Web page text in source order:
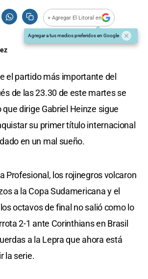
+ Agregar El Litoral en
Agregar a tus medios preferidos en Google
el partido más importante del
de las 23.30 de este martes se
que dirige Gabriel Heinze sigue
su primer título internacional
en un mal sueño.
Profesional, los rojinegros volcaron
a la Copa Sudamericana y el
octavos de final no salió como lo
2-1 ante Corinthians en Brasil
a la Lepra que ahora está
la serie.